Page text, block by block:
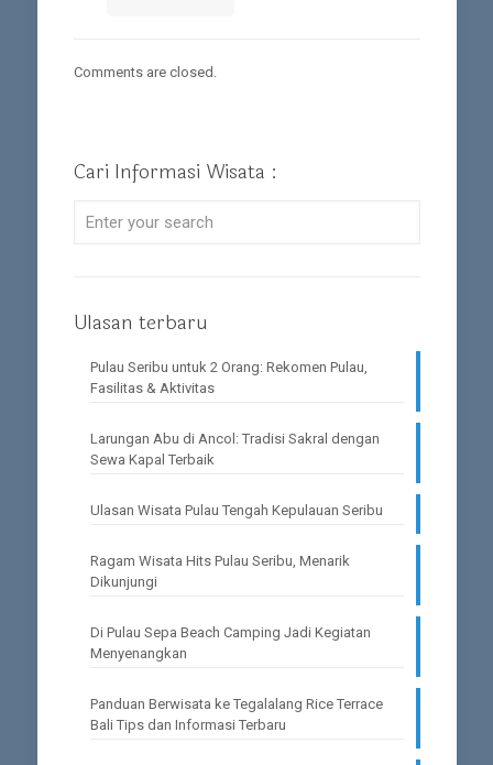
Comments are closed.
Cari Informasi Wisata :
Ulasan terbaru
Pulau Seribu untuk 2 Orang: Rekomen Pulau,
Fasilitas & Aktivitas
Larungan Abu di Ancol: Tradisi Sakral dengan
Sewa Kapal Terbaik
Ulasan Wisata Pulau Tengah Kepulauan Seribu
Ragam Wisata Hits Pulau Seribu, Menarik
Dikunjungi
Di Pulau Sepa Beach Camping Jadi Kegiatan
Menyenangkan
Panduan Berwisata ke Tegalalang Rice Terrace
Bali Tips dan Informasi Terbaru